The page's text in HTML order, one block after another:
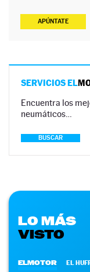
APÚNTATE
SERVICIOS EL
Encuentra los
neumáticos…
BUSCAR
LO MÁS
VISTO
ELMOTOR EL